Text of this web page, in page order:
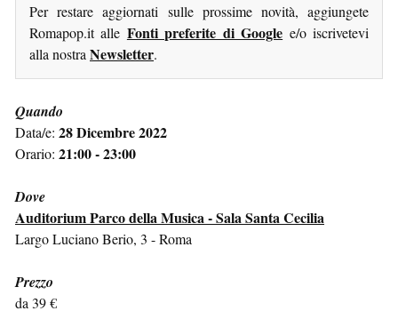
Per restare aggiornati sulle prossime novità, aggiungete
Romapop.it alle Fonti preferite di Google e/o iscrivetevi
alla nostra Newsletter.
Quando
Data/e: 28 Dicembre 2022
Orario: 21:00 - 23:00
Dove
Auditorium Parco della Musica - Sala Santa Cecilia
Largo Luciano Berio, 3 - Roma
Prezzo
da 39 €